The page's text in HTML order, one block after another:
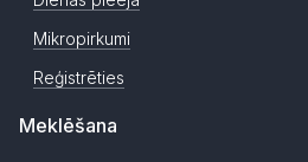
Mikropirkumi
Reģistrēties
Meklēšana